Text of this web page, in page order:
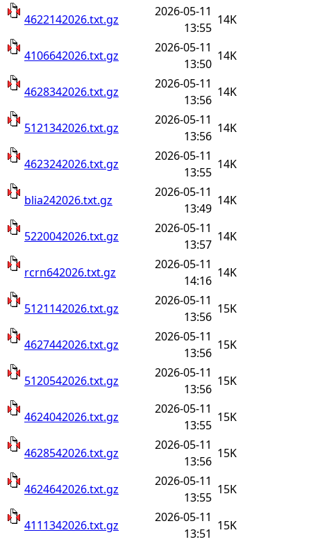
4622142026.txt.gz
2026-05-11
13:55
14K
4106642026.txt.gz
2026-05-11
13:50
14K
4628342026.txt.gz
2026-05-11
13:56
14K
5121342026.txt.gz
2026-05-11
13:56
14K
4623242026.txt.gz
2026-05-11
13:55
14K
blia242026.txt.gz
2026-05-11
13:49
14K
5220042026.txt.gz
2026-05-11
13:57
14K
rcrn642026.txt.gz
2026-05-11
14:16
14K
5121142026.txt.gz
2026-05-11
13:56
15K
4627442026.txt.gz
2026-05-11
13:56
15K
5120542026.txt.gz
2026-05-11
13:56
15K
4624042026.txt.gz
2026-05-11
13:55
15K
4628542026.txt.gz
2026-05-11
13:56
15K
4624642026.txt.gz
2026-05-11
13:55
15K
4111342026.txt.gz
2026-05-11
13:51
15K